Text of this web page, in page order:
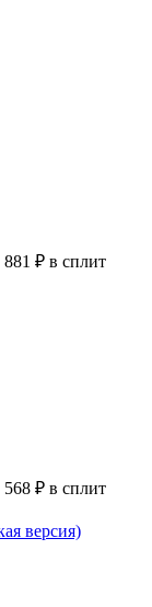
881 ₽ в сплит
568 ₽ в сплит
версия)